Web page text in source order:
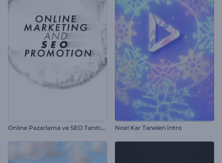
O
nline Pazarlama ve SEO Tanıtımı Noel Kar Taneleri İntro